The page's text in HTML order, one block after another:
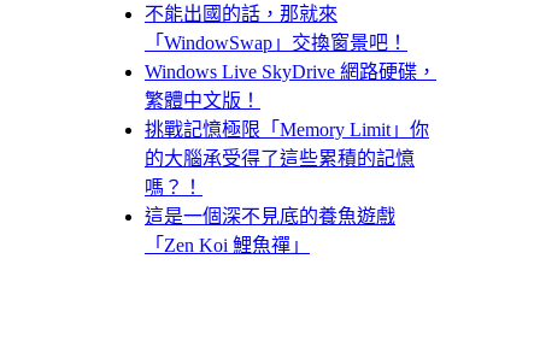
不能出國的話，那就來
「WindowSwap」交換窗景吧！
Windows Live SkyDrive 網路硬碟，
繁體中文版！
挑戰記憶極限「Memory Limit」你
的大腦承受得了這些累積的記憶
嗎？！
這是一個深不見底的養魚遊戲
「Zen Koi 鯉魚禪」